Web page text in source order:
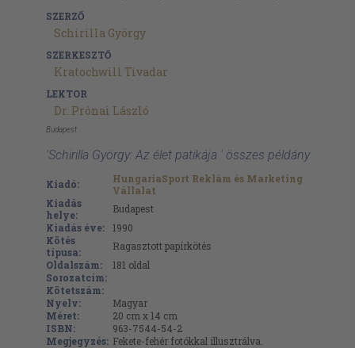
SZERZŐ
Schirilla György
SZERKESZTŐ
Kratochwill Tivadar
LEKTOR
Dr. Prónai László
Budapest
'Schirilla György: Az élet patikája ' összes példány
Kiadó:
HungariaSport Reklám és Marketing
Vállalat
Kiadás
helye:
Budapest
Kiadás éve:
1990
Kötés
típusa:
Ragasztott papírkötés
Oldalszám:
181 oldal
Sorozatcím:
Kötetszám:
Nyelv:
Magyar
Méret:
20 cm x 14 cm
ISBN:
963-7544-54-2
Megjegyzés: Fekete-fehér fotókkal illusztrálva.